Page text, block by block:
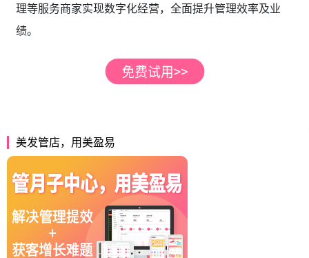
理等服务商家实现数字化经营，全面提升管理效率及业
绩。
美发管店，用美盈易